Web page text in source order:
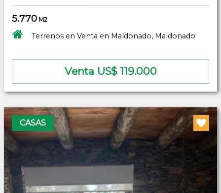
5.770 M2
Terrenos en Venta en Maldonado, Maldonado
Venta US$ 119.000
CASAS